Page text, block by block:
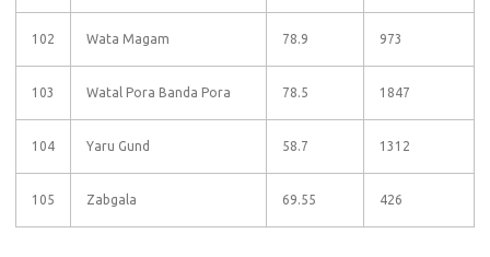
102 Wata Magam 78.9 973
103 Watal Pora Banda Pora 78.5 1847
104 Yaru Gund 58.7 1312
105 Zabgala 69.55 426